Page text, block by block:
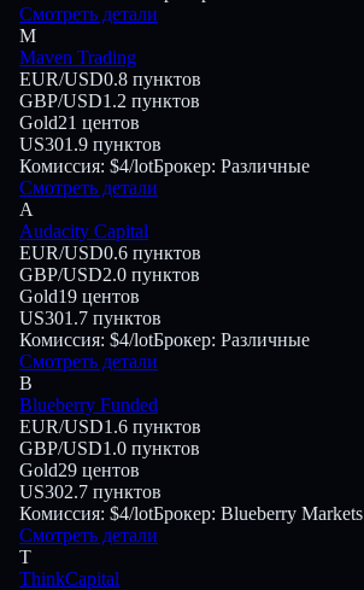
Смотреть детали
M
Maven Trading
EUR/USD0.8 пунктов
GBP/USD1.2 пунктов
Gold21 центов
US301.9 пунктов
Комиссия: $4/lotБрокер: Различные
Смотреть детали
A
Audacity Capital
EUR/USD0.6 пунктов
GBP/USD2.0 пунктов
Gold19 центов
US301.7 пунктов
Комиссия: $4/lotБрокер: Различные
Смотреть детали
B
Blueberry Funded
EUR/USD1.6 пунктов
GBP/USD1.0 пунктов
Gold29 центов
US302.7 пунктов
Комиссия: $4/lotБрокер: Blueberry Markets
Смотреть детали
T
ThinkCapital